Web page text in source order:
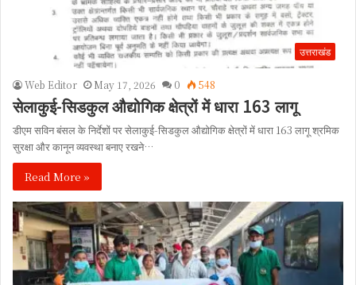
उत्तराखंड
Web Editor May 17, 2026 0 548
सेलाकुई-सिडकुल औद्योगिक क्षेत्रों में धारा 163 लागू
डीएम सविन बंसल के निर्देशों पर सेलाकुई-सिडकुल औद्योगिक क्षेत्रों में धारा 163 लागू श्रमिक
सुरक्षा और कानून व्यवस्था बनाए रखने…
Read More »